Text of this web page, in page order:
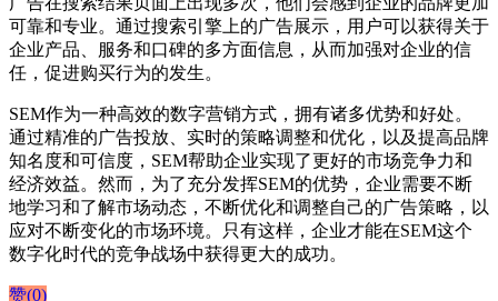
可靠和专业。通过搜索引擎上的广告展示，用户可以获得关于
企业产品、服务和口碑的多方面信息，从而加强对企业的信
任，促进购买行为的发生。
SEM作为一种高效的数字营销方式，拥有诸多优势和好处。
通过精准的广告投放、实时的策略调整和优化，以及提高品牌
知名度和可信度，SEM帮助企业实现了更好的市场竞争力和
经济效益。然而，为了充分发挥SEM的优势，企业需要不断
地学习和了解市场动态，不断优化和调整自己的广告策略，以
应对不断变化的市场环境。只有这样，企业才能在SEM这个
数字化时代的竞争战场中获得更大的成功。
赞(0)